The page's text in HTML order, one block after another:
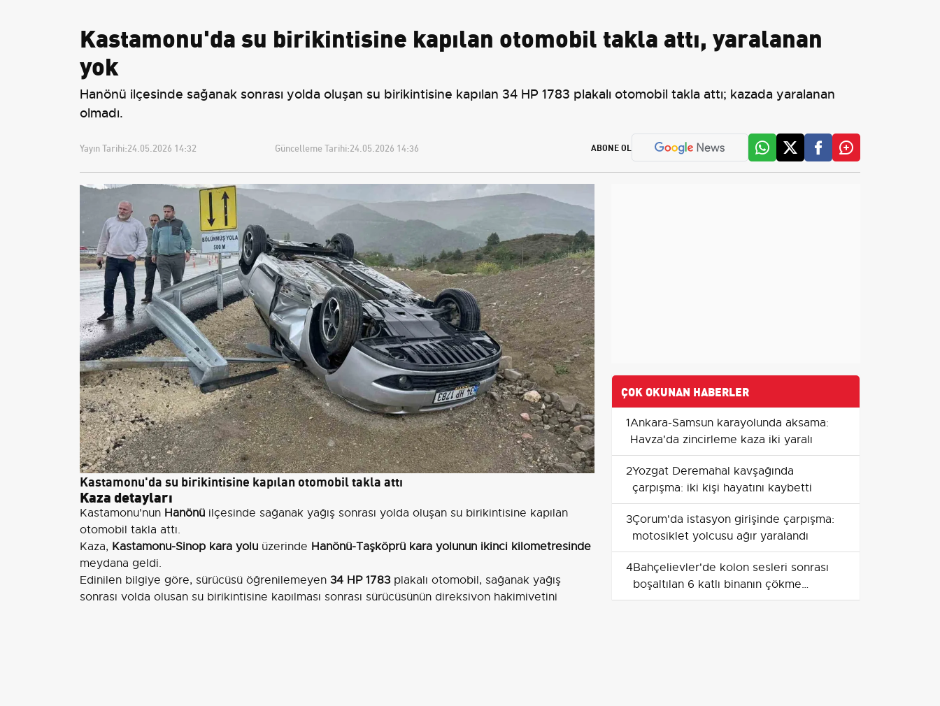
Kastamonu'da su birikintisine kapılan otomobil takla attı, yaralanan
yok
Hanönü ilçesinde sağanak sonrası yolda oluşan su birikintisine kapılan 34 HP 1783 plakalı otomobil takla attı; kazada yaralanan
olmadı.
Yayın Tarihi:24.05.2026 14:32 Güncelleme Tarihi:24.05.2026 14:36 ABONE OL
Kastamonu'da su birikintisine kapılan otomobil takla attı
Kaza detayları
Kastamonu'nun Hanönü ilçesinde sağanak yağış sonrası yolda oluşan su birikintisine kapılan
otomobil takla attı.
Kaza, Kastamonu-Sinop kara yolu üzerinde Hanönü-Taşköprü kara yolunun ikinci kilometresinde
meydana geldi.
Edinilen bilgiye göre, sürücüsü öğrenilemeyen 34 HP 1783 plakalı otomobil, sağanak yağış
sonrası yolda oluşan su birikintisine kapılması sonrası sürücüsünün direksiyon hakimiyetini
ÇOK OKUNAN HABERLER
1Ankara-Samsun karayolunda aksama:
Havza'da zincirleme kaza iki yaralı
2Yozgat Deremahal kavşağında
çarpışma: iki kişi hayatını kaybetti
3Çorum'da istasyon girişinde çarpışma:
motosiklet yolcusu ağır yaralandı
4Bahçelievler'de kolon sesleri sonrası
boşaltılan 6 katlı binanın çökme
görüntüleri